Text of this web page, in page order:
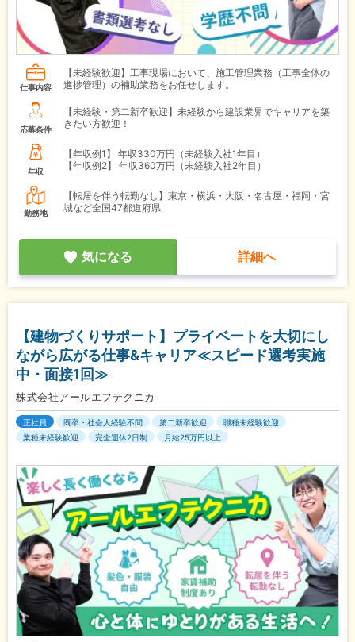
仕事内容
【未経験歓迎】工事現場において、施工管理業務（工事全体の
進捗管理）の補助業務をお任せします。
応募条件
【未経験・第二新卒歓迎】未経験から建設業界でキャリアを築
きたい方歓迎！
年収
【年収例1】
年収330万円（未経験入社1年目）
【年収例2】
年収360万円（未経験入社2年目）
勤務地
【転居を伴う転勤なし】東京・横浜・大阪・名古屋・福岡・宮
城など全国47都道府県
気になる 詳細へ
【建物づくりサポート】プライベートを大切にし
ながら広がる仕事&キャリア≪スピード選考実施
中・面接1回≫
株式会社アールエフテクニカ
正社員 既卒・社会人経験不問 第二新卒歓迎
職種未経験歓迎
業種未経験歓迎
完全週休2日制 月給25万円以上